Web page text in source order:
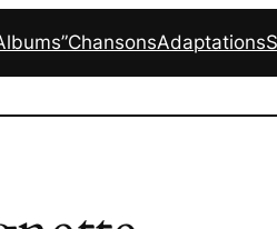
ChansonsAdaptations